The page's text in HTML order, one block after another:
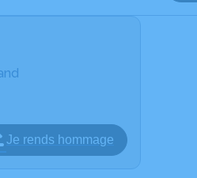
Je rends hommage